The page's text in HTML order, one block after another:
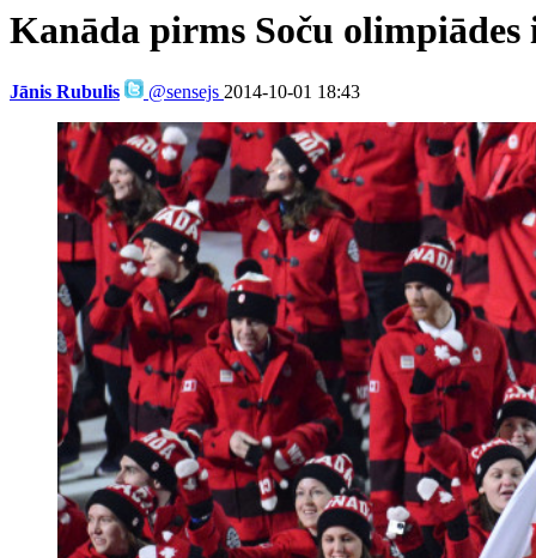
Kanāda pirms Soču
Jānis Rubulis @sensejs 2014-10-01 18:43